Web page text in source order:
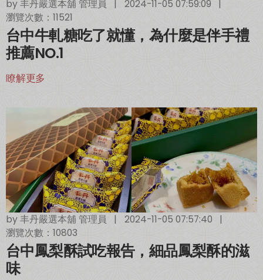
by丰丹嚴選本舖 管理員 | 2024-11-05 07:59:09
|
瀏覽次數：11521
台中牛軋糖吃了就懂，為什麼是伴手禮
推薦NO.1
瞭解更多
by丰丹嚴選本舖 管理員 | 2024-11-05 07:57:40
|
瀏覽次數：10803
台中鳳梨酥試吃報告，細品鳳梨酥的滋
味